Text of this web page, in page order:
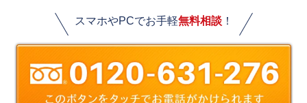
スマホやPCでお手軽無料相談！